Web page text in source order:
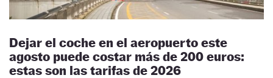
Dejar el coche en el aeropuerto este
agosto puede costar más de 200 euros:
estas son las tarifas de 2026